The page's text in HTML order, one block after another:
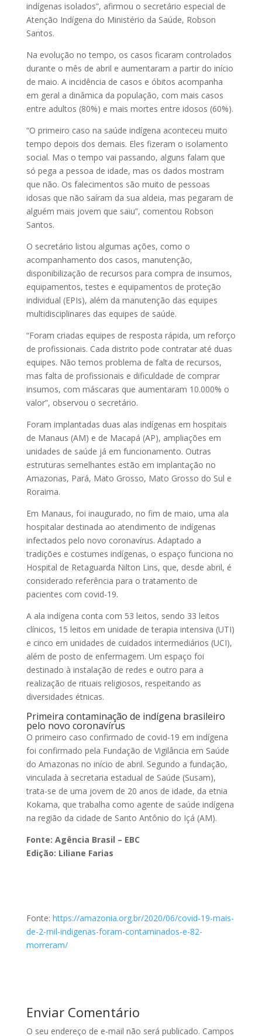
indígenas isolados”, afirmou o secretário especial de
Atenção Indígena do Ministério da Saúde, Robson
Santos.
Na evolução no tempo, os casos ficaram controlados
durante o mês de abril e aumentaram a partir do início
de maio. A incidência de casos e óbitos acompanha
em geral a dinâmica da população, com mais casos
entre adultos (80%) e mais mortes entre idosos (60%).
“O primeiro caso na saúde indígena aconteceu muito
tempo depois dos demais. Eles fizeram o isolamento
social. Mas o tempo vai passando, alguns falam que
só pega a pessoa de idade, mas os dados mostram
que não. Os falecimentos são muito de pessoas
idosas que não saíram da sua aldeia, mas pegaram de
alguém mais jovem que saiu”, comentou Robson
Santos.
O secretário listou algumas ações, como o
acompanhamento dos casos, manutenção,
disponibilização de recursos para compra de insumos,
equipamentos, testes e equipamentos de proteção
individual (EPIs), além da manutenção das equipes
multidisciplinares das equipes de saúde.
“Foram criadas equipes de resposta rápida, um reforço
de profissionais. Cada distrito pode contratar até duas
equipes. Não temos problema de falta de recursos,
mas falta de profissionais e dificuldade de comprar
insumos, com máscaras que aumentaram 10.000% o
valor”, observou o secretário.
Foram implantadas duas alas indígenas em hospitais
de Manaus (AM) e de Macapá (AP), ampliações em
unidades de saúde já em funcionamento. Outras
estruturas semelhantes estão em implantação no
Amazonas, Pará, Mato Grosso, Mato Grosso do Sul e
Roraima.
Em Manaus, foi inaugurado, no fim de maio, uma ala
hospitalar destinada ao atendimento de indígenas
infectados pelo novo coronavírus. Adaptado a
tradições e costumes indígenas, o espaço funciona no
Hospital de Retaguarda Nilton Lins, que, desde abril, é
considerado referência para o tratamento de
pacientes com covid-19.
A ala indígena conta com 53 leitos, sendo 33 leitos
clínicos, 15 leitos em unidade de terapia intensiva (UTI)
e cinco em unidades de cuidados intermediários (UCI),
além de posto de enfermagem. Um espaço foi
destinado à instalação de redes e outro para a
realização de rituais religiosos, respeitando as
diversidades étnicas.
Primeira contaminação de indígena brasileiro
pelo novo coronavírus
O primeiro caso confirmado de covid-19 em indígena
foi confirmado pela Fundação de Vigilância em Saúde
do Amazonas no início de abril. Segundo a fundação,
vinculada à secretaria estadual de Saúde (Susam),
trata-se de uma jovem de 20 anos de idade, da etnia
Kokama, que trabalha como agente de saúde indígena
na região da cidade de Santo Antônio do Içá (AM).
Fonte: Agência Brasil – EBC
Edição: Liliane Farias
Fonte: https://amazonia.org.br/2020/06/covid-19-mais-
de-2-mil-indigenas-foram-contaminados-e-82-
morreram/
Enviar Comentário
O seu endereço de e-mail não será publicado. Campos